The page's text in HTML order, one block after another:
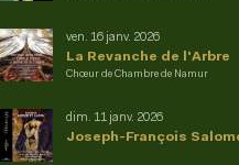
La Revanche de l'Arbre
ven. 16 janv. 2026
Chœur de Chambre de Namur
Joseph-François
dim. 11 janv. 2026